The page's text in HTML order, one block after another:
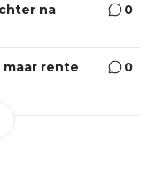
na
0
0